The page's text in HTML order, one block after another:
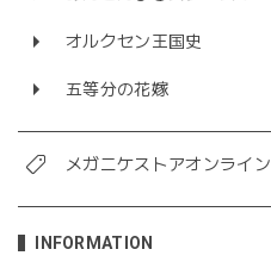
オルクセン王国史
五等分の花嫁
メガニケストアオンライン
INFORMATION